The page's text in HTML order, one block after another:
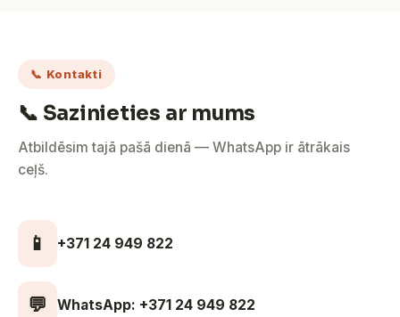
📞 Kontakti
📞 Sazinieties ar mums
Atbildēsim tajā pašā dienā — WhatsApp ir ātrākais
ceļš.
📱 +371 24 949 822
💬 WhatsApp: +371 24 949 822